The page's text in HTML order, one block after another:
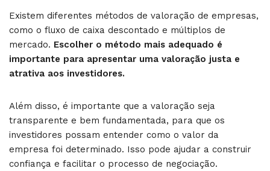
Existem diferentes métodos de valoração de empresas,
como o fluxo de caixa descontado e múltiplos de
mercado. Escolher o método mais adequado é
importante para apresentar uma valoração justa e
atrativa aos investidores.
Além disso, é importante que a valoração seja
transparente e bem fundamentada, para que os
investidores possam entender como o valor da
empresa foi determinado. Isso pode ajudar a construir
confiança e facilitar o processo de negociação.